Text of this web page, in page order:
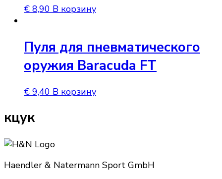
€ 8,90 В корзину
Пуля для пневматического
оружия Baracuda FT
€ 9,40 В корзину
кцук
Haendler & Natermann Sport GmbH